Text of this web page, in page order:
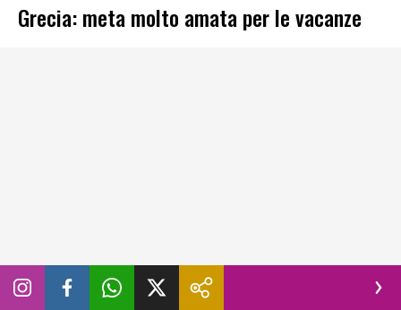
Grecia: meta molto amata per le vacanze
Negli ultimi anniMilosè diventata una delle mete più